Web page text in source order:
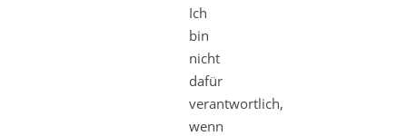
Ich
bin
nicht
dafür
verantwortlich,
wenn